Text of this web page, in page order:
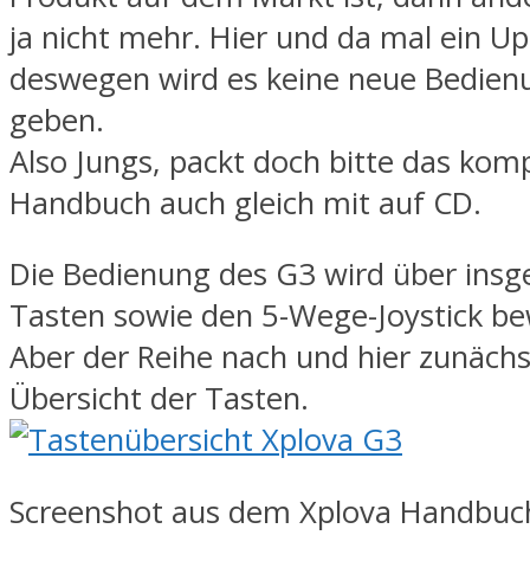
ja nicht mehr. Hier und da mal ein
deswegen wird es keine neue
geben.
Also Jungs, packt doch bitte das
Handbuch auch gleich mit auf CD.
Die Bedienung des G3 wird über
Tasten sowie den 5-Wege-Joystick
Aber der Reihe nach und hier
Übersicht der Tasten.
Screenshot aus dem Xplova